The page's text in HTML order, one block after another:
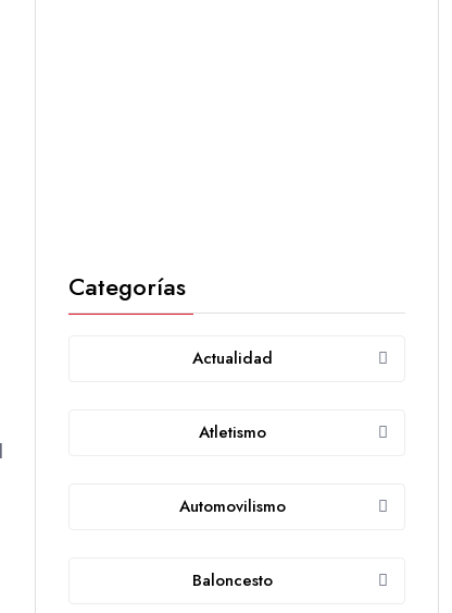
Categorías
Actualidad
Atletismo
Automovilismo
Baloncesto